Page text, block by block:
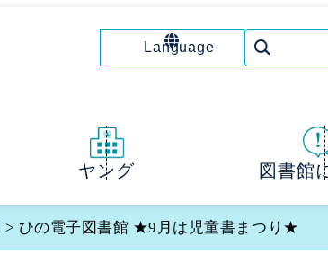
Language
ヤング 図書館
> ひの電子図書館 ★9月は児童書まつり★